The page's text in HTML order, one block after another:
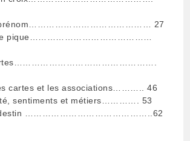
prénom…………………………………… 27
de pique……………………………………
cartes et les associations……….. 46
sentiments et métiers…………. 53
destin ……………………………………..62